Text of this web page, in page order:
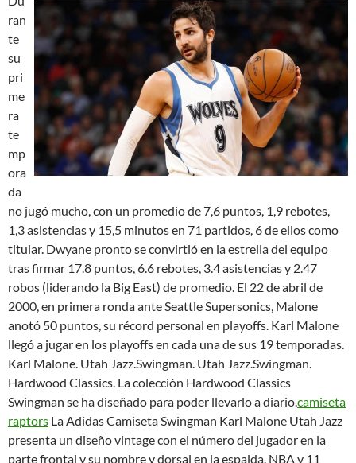
ran
te
su
pri
me
ra
te
mp
ora
da
no jugó mucho, con un promedio de 7,6 puntos, 1,9 rebotes,
1,3 asistencias y 15,5 minutos en 71 partidos, 6 de ellos como
titular. Dwyane pronto se convirtió en la estrella del equipo
tras firmar 17.8 puntos, 6.6 rebotes, 3.4 asistencias y 2.47
robos (liderando la Big East) de promedio. El 22 de abril de
2000, en primera ronda ante Seattle Supersonics, Malone
anotó 50 puntos, su récord personal en playoffs. Karl Malone
llegó a jugar en los playoffs en cada una de sus 19 temporadas.
Karl Malone. Utah Jazz.Swingman. Utah Jazz.Swingman.
Hardwood Classics. La colección Hardwood Classics
Swingman se ha diseñado para poder llevarlo a diario.camiseta
raptors La Adidas Camiseta Swingman Karl Malone Utah Jazz
presenta un diseño vintage con el número del jugador en la
parte frontal y su nombre y dorsal en la espalda. NBA y 11